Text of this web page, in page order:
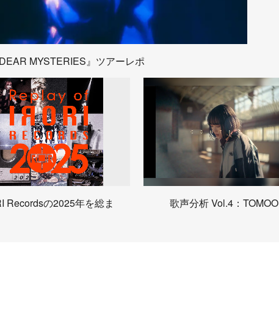
MYSTERIES』ツアーレポ
Recordsの2025年を総ま
歌声分析 Vol.4：TOMOO